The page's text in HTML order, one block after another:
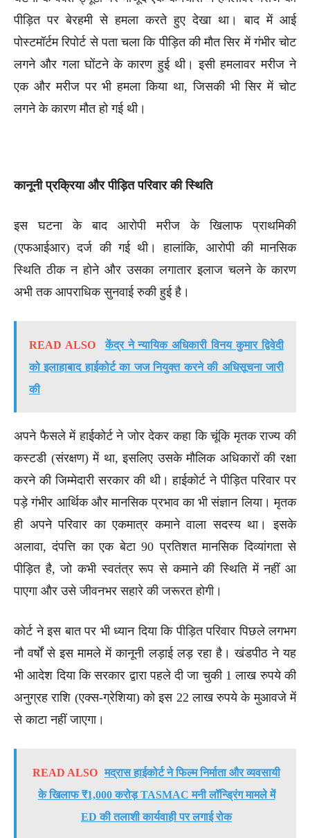
पीड़ित पर बेरहमी से हमला करते हुए देखा था। बाद में आई
पोस्टमॉर्टम रिपोर्ट से पता चला कि पीड़ित की मौत सिर में गंभीर चोट
लगने और गला घोंटने के कारण हुई थी। इसी हमलावर मरीज ने
एक और मरीज पर भी हमला किया था, जिसकी भी सिर में चोट
लगने के कारण मौत हो गई थी।
कानूनी प्रक्रिया और पीड़ित परिवार की स्थिति
इस घटना के बाद आरोपी मरीज के खिलाफ प्राथमिकी
(एफआईआर) दर्ज की गई थी। हालांकि, आरोपी की मानसिक
स्थिति ठीक न होने और उसका लगातार इलाज चलने के कारण
अभी तक आपराधिक सुनवाई रुकी हुई है।
READ ALSO
केंद्र ने न्यायिक अधिकारी विनय कुमार द्विवेदी
को इलाहाबाद हाईकोर्ट का जज नियुक्त करने की अधिसूचना जारी
की
अपने फैसले में हाईकोर्ट ने जोर देकर कहा कि चूंकि मृतक राज्य की
कस्टडी (संरक्षण) में था, इसलिए उसके मौलिक अधिकारों की रक्षा
करने की जिम्मेदारी सरकार की थी। हाईकोर्ट ने पीड़ित परिवार पर
पड़े गंभीर आर्थिक और मानसिक प्रभाव का भी संज्ञान लिया। मृतक
ही अपने परिवार का एकमात्र कमाने वाला सदस्य था। इसके
अलावा, दंपत्ति का एक बेटा 90 प्रतिशत मानसिक दिव्यांगता से
पीड़ित है, जो कभी स्वतंत्र रूप से कमाने की स्थिति में नहीं आ
पाएगा और उसे जीवनभर सहारे की जरूरत होगी।
कोर्ट ने इस बात पर भी ध्यान दिया कि पीड़ित परिवार पिछले लगभग
नौ वर्षों से इस मामले में कानूनी लड़ाई लड़ रहा है। खंडपीठ ने यह
भी आदेश दिया कि सरकार द्वारा पहले दी जा चुकी 1 लाख रुपये की
अनुग्रह राशि (एक्स-ग्रेशिया) को इस 22 लाख रुपये के मुआवजे में
से काटा नहीं जाएगा।
READ ALSO मद्रास हाईकोर्ट ने फिल्म निर्माता और व्यवसायी
के खिलाफ ₹1,000 करोड़ TASMAC मनी लॉन्ड्रिंग मामले में
ED की तलाशी कार्यवाही पर लगाई रोक